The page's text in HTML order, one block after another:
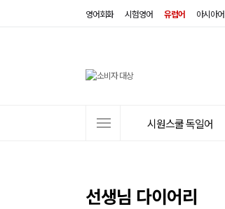
영어회화 시험영어 유럽어 아시아어
뉴
시원스쿨 독일어
선생님 다이어리